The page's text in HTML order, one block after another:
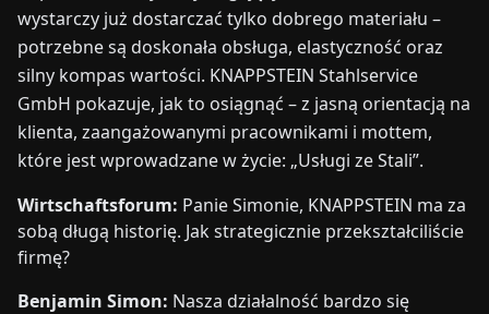
SKONTAKTUJ
SIĘ
Z
NAMI
wystarczy już dostarczać tylko dobrego materiału –
potrzebne są doskonała obsługa, elastyczność oraz
silny kompas wartości. KNAPPSTEIN Stahlservice
GmbH pokazuje, jak to osiągnąć – z jasną orientacją na
klienta, zaangażowanymi pracownikami i mottem,
które jest wprowadzane w życie: „Usługi ze Stali”.
Wirtschaftsforum: Panie Simonie, KNAPPSTEIN ma za
sobą długą historię. Jak strategicznie przekształciliście
firmę?
Benjamin Simon: Nasza działalność bardzo się